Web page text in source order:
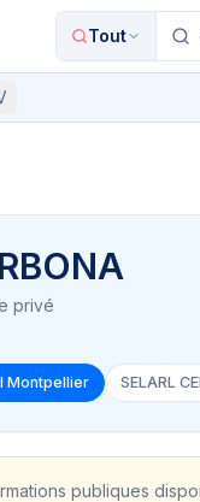
Tout
privé
Montpellier SELARL
publiques